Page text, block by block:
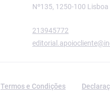
Nº135, 1250-100 Lisboa
213945772
Termos e Condições